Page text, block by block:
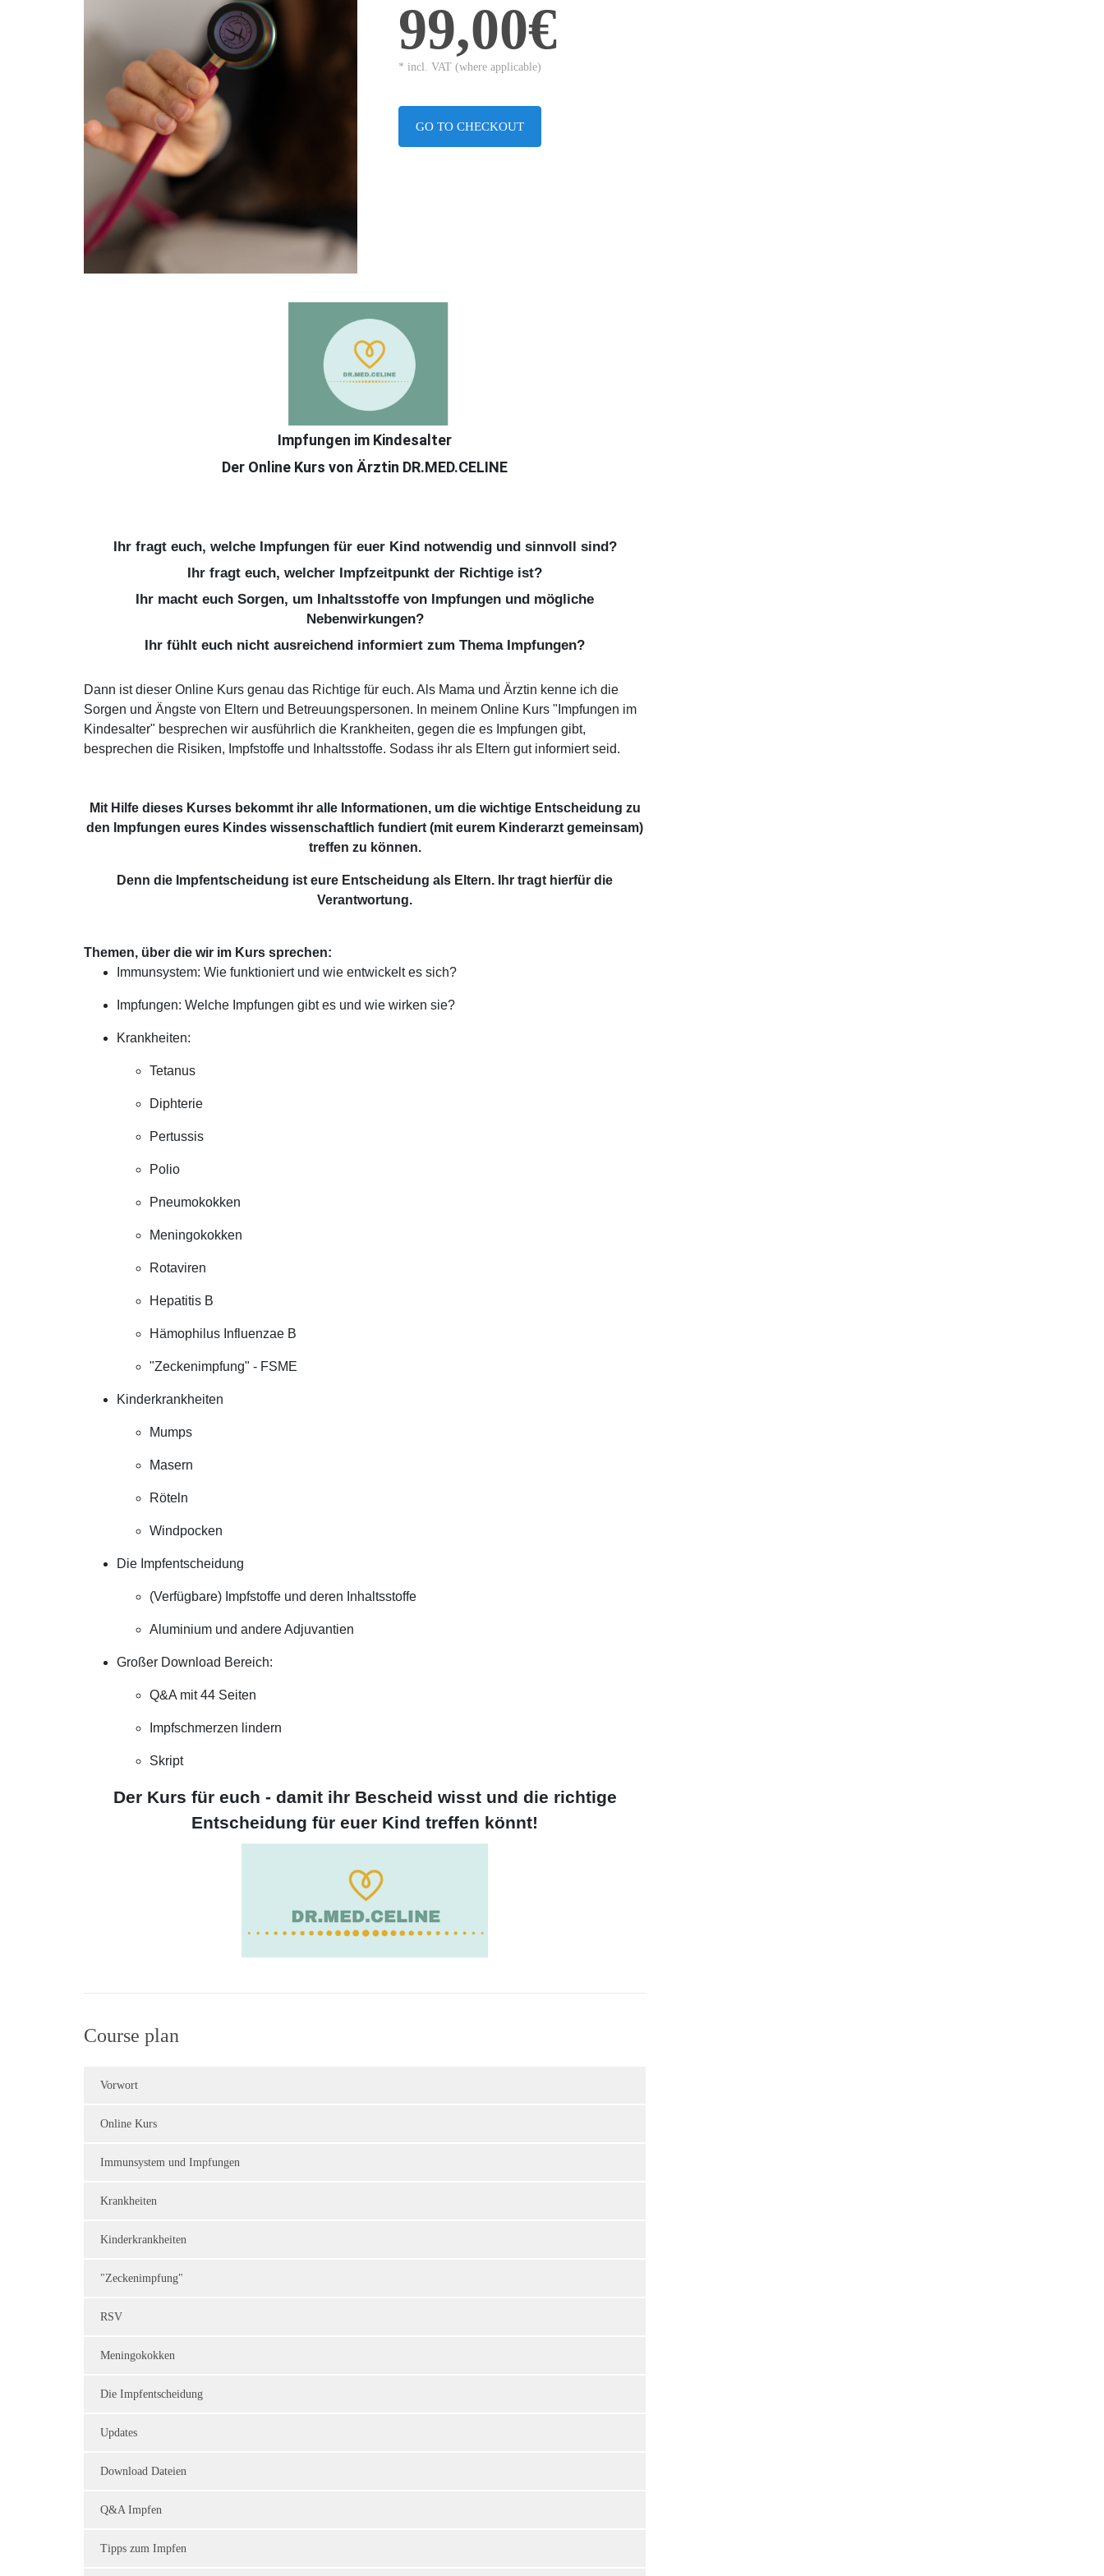
99,00€
* incl. VAT (where applicable)
GO TO CHECKOUT
Impfungen im Kindesalter
Der Online Kurs von Ärztin DR.MED.CELINE
Ihr fragt euch, welche Impfungen für euer Kind notwendig und sinnvoll sind?
Ihr fragt euch, welcher Impfzeitpunkt der Richtige ist?
Ihr macht euch Sorgen, um Inhaltsstoffe von Impfungen und mögliche
Nebenwirkungen?
Ihr fühlt euch nicht ausreichend informiert zum Thema Impfungen?
Dann ist dieser Online Kurs genau das Richtige für euch. Als Mama und Ärztin kenne ich die
Sorgen und Ängste von Eltern und Betreuungspersonen. In meinem Online Kurs "Impfungen im
Kindesalter" besprechen wir ausführlich die Krankheiten, gegen die es Impfungen gibt,
besprechen die Risiken, Impfstoffe und Inhaltsstoffe. Sodass ihr als Eltern gut informiert seid.
Mit Hilfe dieses Kurses bekommt ihr alle Informationen, um die wichtige Entscheidung zu
den Impfungen eures Kindes wissenschaftlich fundiert (mit eurem Kinderarzt gemeinsam)
treffen zu können.
Denn die Impfentscheidung ist eure Entscheidung als Eltern. Ihr tragt hierfür die
Verantwortung.
Themen, über die wir im Kurs sprechen:
Immunsystem: Wie funktioniert und wie entwickelt es sich?
Impfungen: Welche Impfungen gibt es und wie wirken sie?
Krankheiten:
Tetanus
Diphterie
Pertussis
Polio
Pneumokokken
Meningokokken
Rotaviren
Hepatitis B
Hämophilus Influenzae B
"Zeckenimpfung" - FSME
Kinderkrankheiten
Mumps
Masern
Röteln
Windpocken
Die Impfentscheidung
(Verfügbare) Impfstoffe und deren Inhaltsstoffe
Aluminium und andere Adjuvantien
Großer Download Bereich:
Q&A mit 44 Seiten
Impfschmerzen lindern
Skript
Der Kurs für euch - damit ihr Bescheid wisst und die richtige
Entscheidung für euer Kind treffen könnt!
Course plan
Vorwort
Online Kurs
Immunsystem und Impfungen
Krankheiten
Kinderkrankheiten
"Zeckenimpfung"
RSV
Meningokokken
Die Impfentscheidung
Updates
Download Dateien
Q&A Impfen
Tipps zum Impfen